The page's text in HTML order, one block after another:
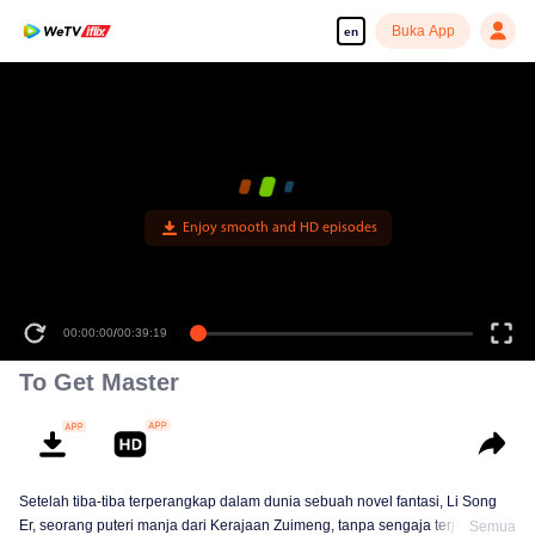
en Buka App
Enjoy smooth and HD episodes
00:00:00/00:39:19
To Get Master
Setelah tiba-tiba terperangkap dalam dunia sebuah novel fantasi, Li Song
Er, seorang puteri manja dari Kerajaan Zuimeng, tanpa sengaja terjeratSemua